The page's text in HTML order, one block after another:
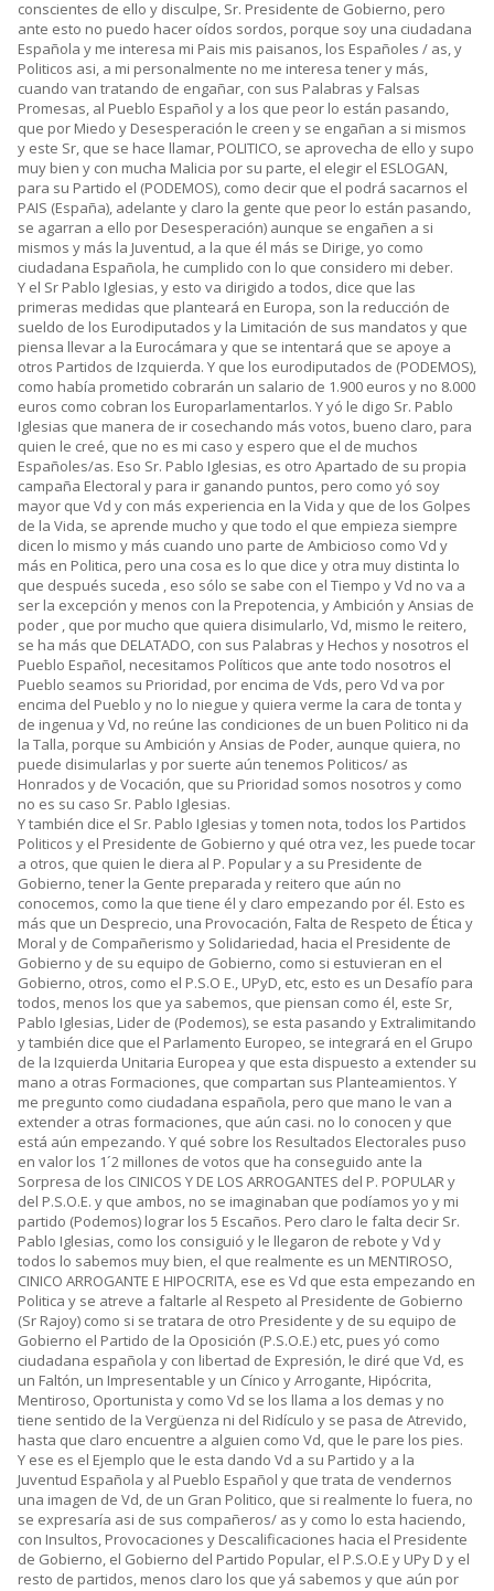
conscientes de ello y disculpe, Sr. Presidente de Gobierno, pero
ante esto no puedo hacer oídos sordos, porque soy una ciudadana
Española y me interesa mi Pais mis paisanos, los Españoles / as, y
Politicos asi, a mi personalmente no me interesa tener y más,
cuando van tratando de engañar, con sus Palabras y Falsas
Promesas, al Pueblo Español y a los que peor lo están pasando,
que por Miedo y Desesperación le creen y se engañan a si mismos
y este Sr, que se hace llamar, POLITICO, se aprovecha de ello y supo
muy bien y con mucha Malicia por su parte, el elegir el ESLOGAN,
para su Partido el (PODEMOS), como decir que el podrá sacarnos el
PAIS (España), adelante y claro la gente que peor lo están pasando,
se agarran a ello por Desesperación) aunque se engañen a si
mismos y más la Juventud, a la que él más se Dirige, yo como
ciudadana Española, he cumplido con lo que considero mi deber.
Y el Sr Pablo Iglesias, y esto va dirigido a todos, dice que las
primeras medidas que planteará en Europa, son la reducción de
sueldo de los Eurodiputados y la Limitación de sus mandatos y que
piensa llevar a la Eurocámara y que se intentará que se apoye a
otros Partidos de Izquierda. Y que los eurodiputados de (PODEMOS),
como había prometido cobrarán un salario de 1.900 euros y no 8.000
euros como cobran los Europarlamentarlos. Y yó le digo Sr. Pablo
Iglesias que manera de ir cosechando más votos, bueno claro, para
quien le creé, que no es mi caso y espero que el de muchos
Españoles/as. Eso Sr. Pablo Iglesias, es otro Apartado de su propia
campaña Electoral y para ir ganando puntos, pero como yó soy
mayor que Vd y con más experiencia en la Vida y que de los Golpes
de la Vida, se aprende mucho y que todo el que empieza siempre
dicen lo mismo y más cuando uno parte de Ambicioso como Vd y
más en Politica, pero una cosa es lo que dice y otra muy distinta lo
que después suceda , eso sólo se sabe con el Tiempo y Vd no va a
ser la excepción y menos con la Prepotencia, y Ambición y Ansias de
poder , que por mucho que quiera disimularlo, Vd, mismo le reitero,
se ha más que DELATADO, con sus Palabras y Hechos y nosotros el
Pueblo Español, necesitamos Políticos que ante todo nosotros el
Pueblo seamos su Prioridad, por encima de Vds, pero Vd va por
encima del Pueblo y no lo niegue y quiera verme la cara de tonta y
de ingenua y Vd, no reúne las condiciones de un buen Politico ni da
la Talla, porque su Ambición y Ansias de Poder, aunque quiera, no
puede disimularlas y por suerte aún tenemos Politicos/ as
Honrados y de Vocación, que su Prioridad somos nosotros y como
no es su caso Sr. Pablo Iglesias.
Y también dice el Sr. Pablo Iglesias y tomen nota, todos los Partidos
Politicos y el Presidente de Gobierno y qué otra vez, les puede tocar
a otros, que quien le diera al P. Popular y a su Presidente de
Gobierno, tener la Gente preparada y reitero que aún no
conocemos, como la que tiene él y claro empezando por él. Esto es
más que un Desprecio, una Provocación, Falta de Respeto de Ética y
Moral y de Compañerismo y Solidariedad, hacia el Presidente de
Gobierno y de su equipo de Gobierno, como si estuvieran en el
Gobierno, otros, como el P.S.O E., UPyD, etc, esto es un Desafío para
todos, menos los que ya sabemos, que piensan como él, este Sr,
Pablo Iglesias, Lider de (Podemos), se esta pasando y Extralimitando
y también dice que el Parlamento Europeo, se integrará en el Grupo
de la Izquierda Unitaria Europea y que esta dispuesto a extender su
mano a otras Formaciones, que compartan sus Planteamientos. Y
me pregunto como ciudadana española, pero que mano le van a
extender a otras formaciones, que aún casi. no lo conocen y que
está aún empezando. Y qué sobre los Resultados Electorales puso
en valor los 1´2 millones de votos que ha conseguido ante la
Sorpresa de los CINICOS Y DE LOS ARROGANTES del P. POPULAR y
del P.S.O.E. y que ambos, no se imaginaban que podíamos yo y mi
partido (Podemos) lograr los 5 Escaños. Pero claro le falta decir Sr.
Pablo Iglesias, como los consiguió y le llegaron de rebote y Vd y
todos lo sabemos muy bien, el que realmente es un MENTIROSO,
CINICO ARROGANTE E HIPOCRITA, ese es Vd que esta empezando en
Politica y se atreve a faltarle al Respeto al Presidente de Gobierno
(Sr Rajoy) como si se tratara de otro Presidente y de su equipo de
Gobierno el Partido de la Oposición (P.S.O.E.) etc, pues yó como
ciudadana española y con libertad de Expresión, le diré que Vd, es
un Faltón, un Impresentable y un Cínico y Arrogante, Hipócrita,
Mentiroso, Oportunista y como Vd se los llama a los demas y no
tiene sentido de la Vergüenza ni del Ridículo y se pasa de Atrevido,
hasta que claro encuentre a alguien como Vd, que le pare los pies.
Y ese es el Ejemplo que le esta dando Vd a su Partido y a la
Juventud Española y al Pueblo Español y que trata de vendernos
una imagen de Vd, de un Gran Politico, que si realmente lo fuera, no
se expresaría asi de sus compañeros/ as y como lo esta haciendo,
con Insultos, Provocaciones y Descalificaciones hacia el Presidente
de Gobierno, el Gobierno del Partido Popular, el P.S.O.E y UPy D y el
resto de partidos, menos claro los que yá sabemos y que aún por